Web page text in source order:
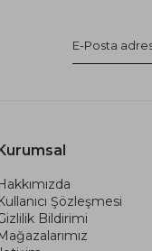
Şözleşmesi
Bildirimi